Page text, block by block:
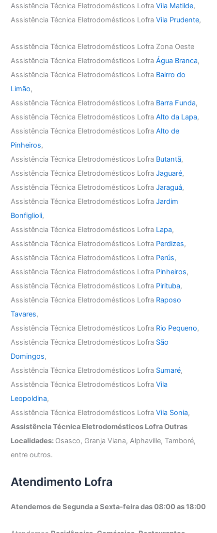
Assistência Técnica Eletrodomésticos LofraVila Matilde,
Assistência Técnica Eletrodomésticos LofraVila Prudente,
Assistência Técnica Eletrodomésticos Lofra Zona Oeste
Assistência Técnica Eletrodomésticos LofraÁgua Branca,
Assistência Técnica Eletrodomésticos Lofra Bairro do
Limão,
Assistência Técnica Eletrodomésticos Lofra Barra Funda,
Assistência Técnica Eletrodomésticos LofraAlto da Lapa,
Assistência Técnica Eletrodomésticos LofraAlto de
Pinheiros,
Assistência Técnica Eletrodomésticos Lofra Butantã,
Assistência Técnica Eletrodomésticos LofraJaguaré,
Assistência Técnica Eletrodomésticos LofraJaraguá,
Assistência Técnica Eletrodomésticos LofraJardim
Bonfiglioli,
Assistência Técnica Eletrodomésticos Lofra Lapa,
Assistência Técnica Eletrodomésticos Lofra Perdizes,
Assistência Técnica Eletrodomésticos Lofra Perús,
Assistência Técnica Eletrodomésticos Lofra Pinheiros,
Assistência Técnica Eletrodomésticos Lofra Pirituba,
Assistência Técnica Eletrodomésticos Lofra Raposo
Tavares,
Assistência Técnica Eletrodomésticos Lofra Rio Pequeno,
Assistência Técnica Eletrodomésticos Lofra São
Domingos,
Assistência Técnica Eletrodomésticos Lofra Sumaré,
Assistência Técnica Eletrodomésticos LofraVila
Leopoldina,
Assistência Técnica Eletrodomésticos LofraVila Sonia,
Assistência Técnica Eletrodomésticos Lofra Outras
Localidades: Osasco, Granja Viana, Alphaville, Tamboré,
entre outros.
Atendimento Lofra
Atendemos de Segunda a Sexta-feira das 08:00 as 18:00